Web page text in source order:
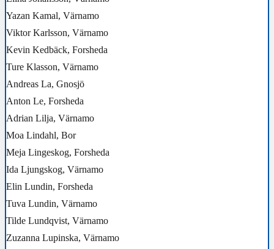
Yazan Kamal, Värnamo
Viktor Karlsson, Värnamo
Kevin Kedbäck, Forsheda
Ture Klasson, Värnamo
Andreas La, Gnosjö
Anton Le, Forsheda
Adrian Lilja, Värnamo
Moa Lindahl, Bor
Meja Lingeskog, Forsheda
Ida Ljungskog, Värnamo
Elin Lundin, Forsheda
Tuva Lundin, Värnamo
Tilde Lundqvist, Värnamo
Zuzanna Lupinska, Värnamo